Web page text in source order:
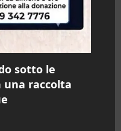
sotto le
una raccolta